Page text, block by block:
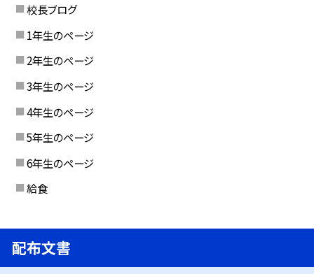
校長ブログ
1年生のページ
2年生のページ
3年生のページ
4年生のページ
5年生のページ
6年生のページ
給食
配布文書